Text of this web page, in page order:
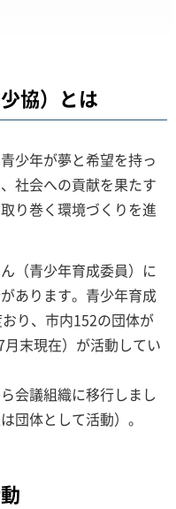
協）とは
少年が夢と希望を持っ
社会への貢献を果たす
り巻く環境づくりを進
（青少年育成委員）に
あります。青少年育成
り、市内152の団体が
末現在）が活動してい
会議組織に移行しまし
団体として活動）。